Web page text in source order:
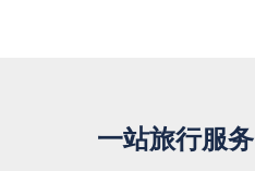
一站旅行服务